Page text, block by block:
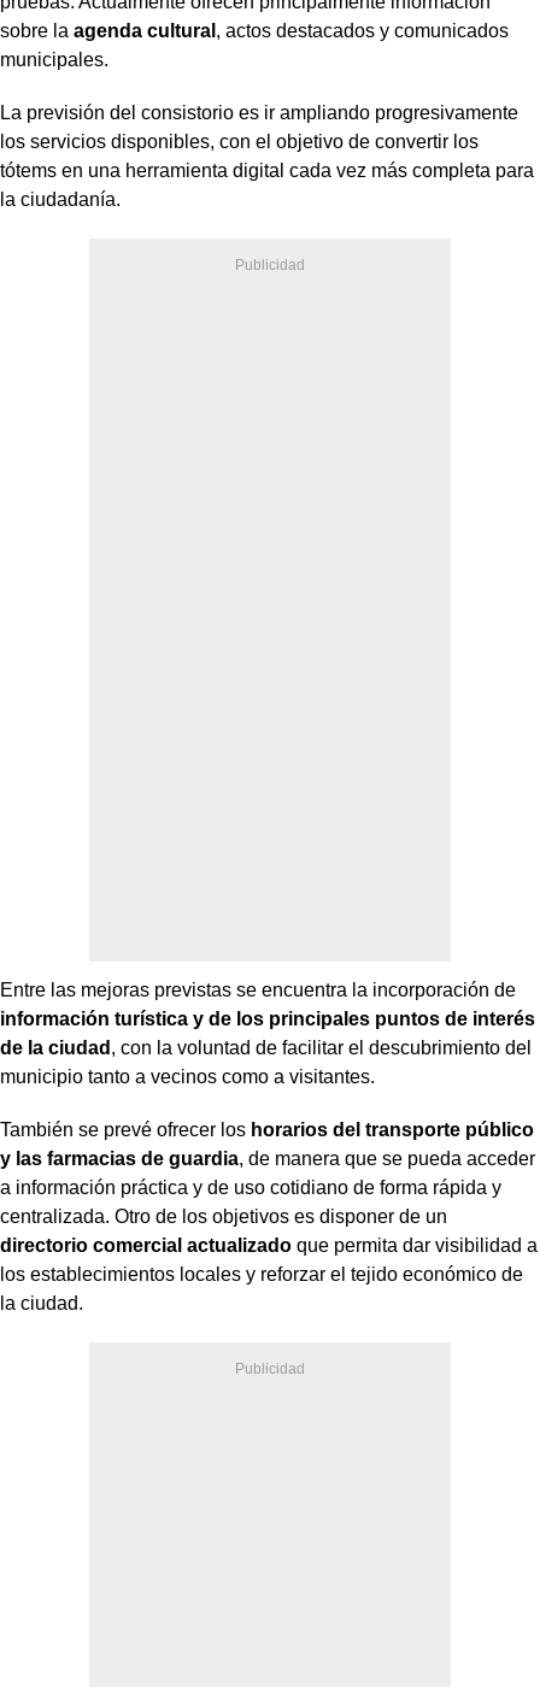
sobre la agenda cultural , actos destacados y comunicados
municipales.
La previsión del consistorio es ir ampliando progresivamente
los servicios disponibles, con el objetivo de convertir los
tótems en una herramienta digital cada vez más completa para
la ciudadanía.
Entre las mejoras previstas se encuentra la incorporación de
información turística y de los principales puntos de interés
de la ciudad , con la voluntad de facilitar el descubrimiento del
municipio tanto a vecinos como a visitantes.
También se prevé ofrecer los horarios del transporte público
y las farmacias de guardia, de manera que se pueda acceder
a información práctica y de uso cotidiano de forma rápida y
centralizada. Otro de los objetivos es disponer de un
directorio comercial actualizado que permita dar visibilidad a
los establecimientos locales y reforzar el tejido económico de
la ciudad.